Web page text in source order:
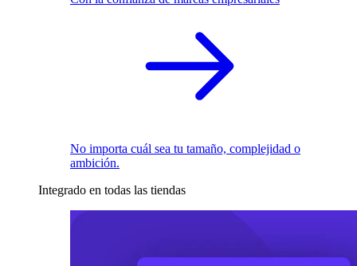
No importa cuál sea tu tamaño, complejidad o
ambición.
Integrado en todas las tiendas